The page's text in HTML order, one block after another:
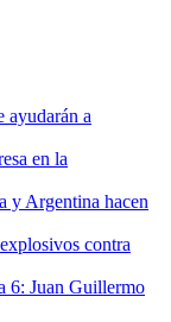
ayudarán a
en la
y Argentina hacen
contra
6: Juan Guillermo